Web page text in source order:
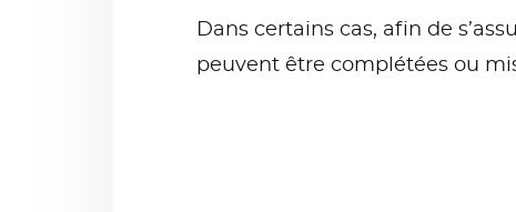
Dans certains cas, afin de
peuvent être complétées ou